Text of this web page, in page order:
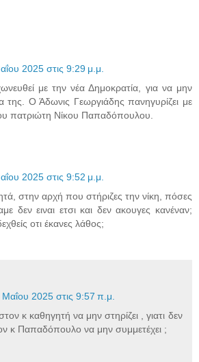
2025 στις 9:29 μ.μ.
με την νέα Δημοκρατία, για να μην
της. Ο Άδωνις Γεωργιάδης πανηγυρίζει με
πατριώτη Νίκου Παπαδόπουλου.
2025 στις 9:52 μ.μ.
στην αρχή που στήριζες την νίκη, πόσες
δεν ειναι ετσι και δεν ακουγες κανέναν;
οτι έκανες λάθος;
Μαΐου 2025 στις 9:57 π.μ.
κ καθηγητή να μην στηρίζει , γιατι δεν
κ Παπαδόπουλο να μην συμμετέχει ;